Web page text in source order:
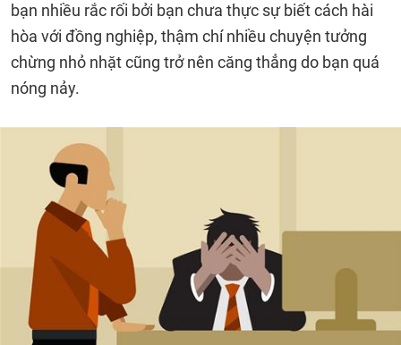
bạn nhiều rắc rối bởi bạn chưa thực sự biết cách hài
hòa với đồng nghiệp, thậm chí nhiều chuyện tưởng
chừng nhỏ nhặt cũng trở nên căng thẳng do bạn quá
nóng nảy.